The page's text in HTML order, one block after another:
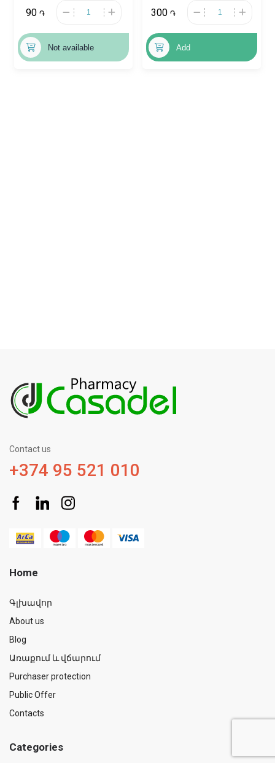
90 ֏
Not available
300 ֏
Add
Contact us
+374 95 521 010
Home
Գլխավոր
About us
Blog
Առաքում և վճարում
Purchaser protection
Public Offer
Contacts
Categories